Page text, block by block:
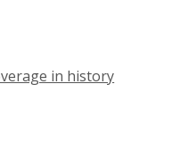
in history